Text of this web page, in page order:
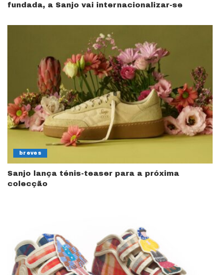
fundada, a Sanjo vai internacionalizar-se
breves
Sanjo lança ténis-teaser para a próxima
colecção